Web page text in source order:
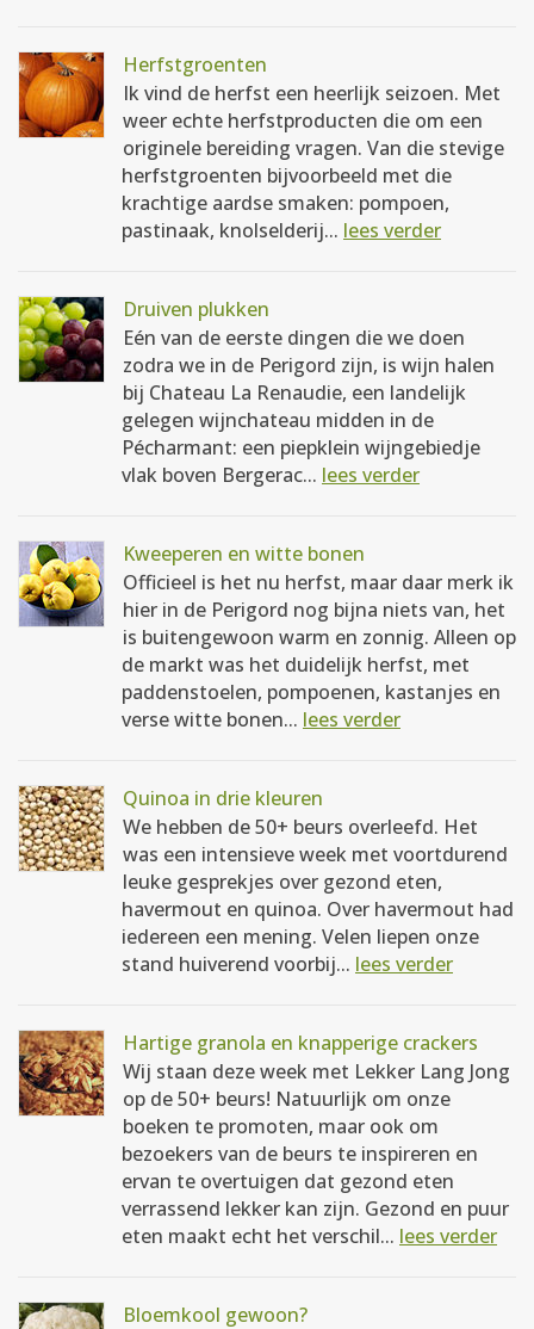
Herfstgroenten
Ik vind de herfst een heerlijk seizoen. Met
weer echte herfstproducten die om een
originele bereiding vragen. Van die stevige
herfstgroenten bijvoorbeeld met die
krachtige aardse smaken: pompoen,
pastinaak, knolselderij... lees verder
Druiven plukken
Eén van de eerste dingen die we doen
zodra we in de Perigord zijn, is wijn halen
bij Chateau La Renaudie, een landelijk
gelegen wijnchateau midden in de
Pécharmant: een piepklein wijngebiedje
vlak boven Bergerac... lees verder
Kweeperen en witte bonen
Officieel is het nu herfst, maar daar merk ik
hier in de Perigord nog bijna niets van, het
is buitengewoon warm en zonnig. Alleen op
de markt was het duidelijk herfst, met
paddenstoelen, pompoenen, kastanjes en
verse witte bonen... lees verder
Quinoa in drie kleuren
We hebben de 50+ beurs overleefd. Het
was een intensieve week met voortdurend
leuke gesprekjes over gezond eten,
havermout en quinoa. Over havermout had
iedereen een mening. Velen liepen onze
stand huiverend voorbij... lees verder
Hartige granola en knapperige crackers
Wij staan deze week met Lekker Lang Jong
op de 50+ beurs! Natuurlijk om onze
boeken te promoten, maar ook om
bezoekers van de beurs te inspireren en
ervan te overtuigen dat gezond eten
verrassend lekker kan zijn. Gezond en puur
eten maakt echt het verschil... lees verder
Bloemkool gewoon?